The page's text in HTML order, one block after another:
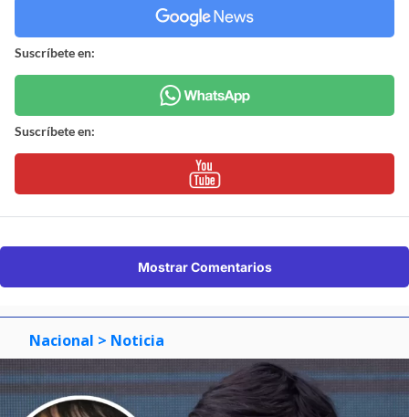
Suscríbete en:
Suscríbete en:
Mostrar Comentarios
Nacional > Noticia